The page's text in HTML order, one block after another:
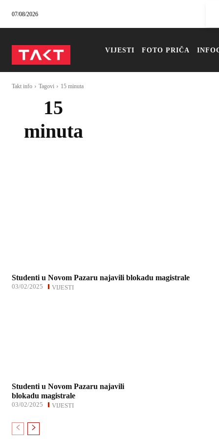
07/08/2026
VIJESTI FOTO PRIČA
Takt info Tagovi 15 minuta
15
minuta
Studenti u Novom Pazaru najavili blokadu magistrale
VIJESTI
03/02/2025
Studenti u Novom Pazaru najavili
blokadu magistrale
VIJESTI
03/02/2025